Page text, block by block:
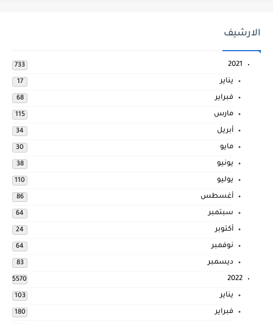
الارشيف
2021
733
يناير 17
فبراير 68
مارس 115
أبريل 34
مايو 30
يونيو 38
يوليو 110
أغسطس 86
سبتمبر 64
أكتوبر 24
نوفمبر 64
ديسمبر 83
2022
5570
يناير 103
فبراير 180